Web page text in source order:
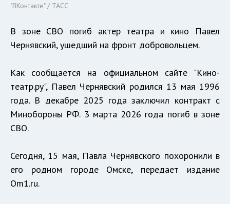
"ВКонтакте" / ТАСС
В зоне СВО погиб актер театра и кино Павел
Чернявский, ушедший на фронт добровольцем.
Как сообщается на официальном сайте "Кино-
театр.ру", Павел Чернявский родился 13 мая 1996
года. В декабре 2025 года заключил контракт с
Минобороны РФ. 3 марта 2026 года погиб в зоне
СВО.
Сегодня, 15 мая, Павла Чернявского похоронили в
его родном городе Омске, передает издание
Om1.ru.